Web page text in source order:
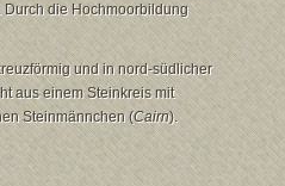
die Hochmoorbildung
und in nord-südlicher
aus einem Steinkreis mit
Steinmännchen (Cairn).